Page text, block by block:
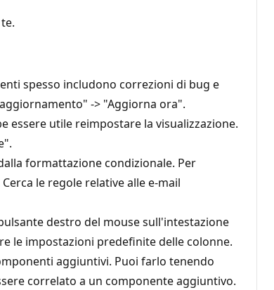
spesso includono correzioni di bug e
-> "Aggiorna ora".
essere utile reimpostare la visualizzazione.
formattazione condizionale. Per
le regole relative alle e-mail
destro del mouse sull'intestazione
le impostazioni predefinite delle colonne.
aggiuntivi. Puoi farlo tenendo
correlato a un componente aggiuntivo.